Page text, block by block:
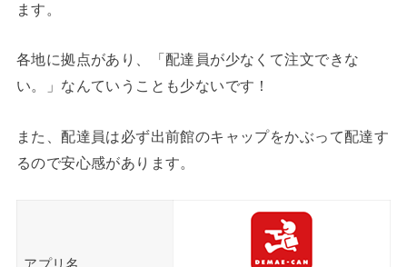
ます。
各地に拠点があり、「配達員が少なくて注文できな
い。」なんていうことも少ないです！
また、配達員は必ず出前館のキャップをかぶって配達す
るので安心感があります。